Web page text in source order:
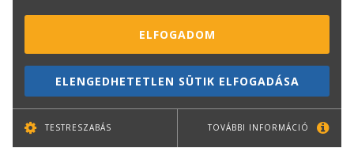
ELFOGADOM
ELENGEDHETETLEN SÜTIK ELFOGADÁSA
TESTRESZABÁS TOVÁBBI INFORMÁCIÓ